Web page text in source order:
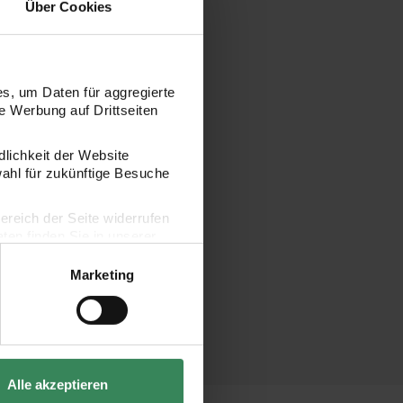
Über Cookies
um Daten für aggregierte
Werbung auf Drittseiten
der Website
für zukünftige Besuche
der Seite widerrufen
Marketing
Alle akzeptieren